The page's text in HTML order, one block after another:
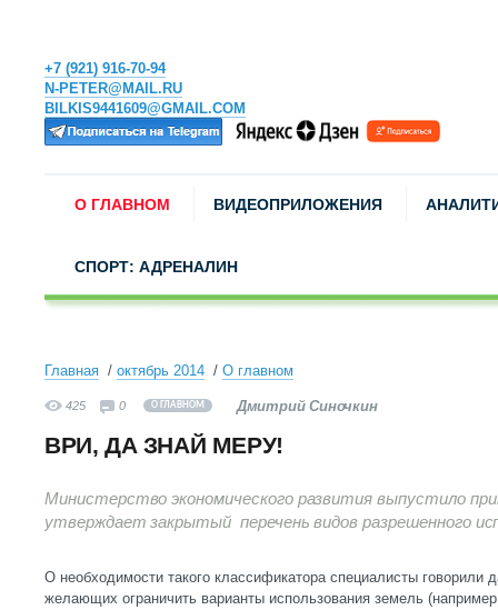
+7 (921) 916-70-94
N-PETER@MAIL.RU
BILKIS9441609@GMAIL.COM
О ГЛАВНОМ ВИДЕОПРИЛОЖЕНИЯ
СПОРТ: АДРЕНАЛИН
Главная октябрь 2014 О главном
425 0 О ГЛАВНОМ Дмитрий Синочкин
ВРИ, ДА ЗНАЙ МЕРУ!
Министерство экономического развития выпустило
утверждает закрытый перечень видов разрешенного
О необходимости такого классификатора специалисты говорили
желающих ограничить варианты использования земель